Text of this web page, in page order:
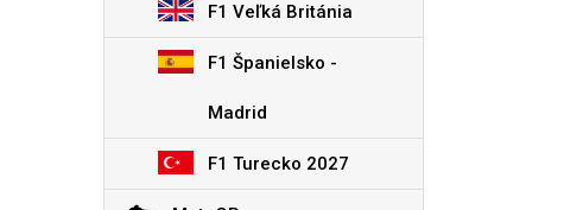
F1 Veľká Británia
F1 Španielsko -
Madrid
F1 Turecko 2027